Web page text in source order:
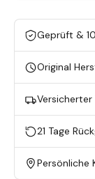
Geprüft &
Original
Versicherter
21 Tage
Persönliche